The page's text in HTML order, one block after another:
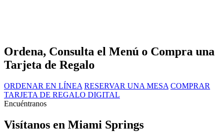
Ordena, Consulta el Menú o Compra una
Tarjeta de Regalo
ORDENAR EN LÍNEA RESERVAR UNA MESA COMPRAR
TARJETA DE REGALO DIGITAL
Encuéntranos
Visítanos en Miami Springs